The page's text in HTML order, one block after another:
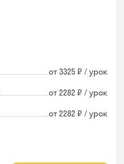
от 3325 ₽ / урок
от 2282 ₽ / урок
от 2282 ₽ / урок